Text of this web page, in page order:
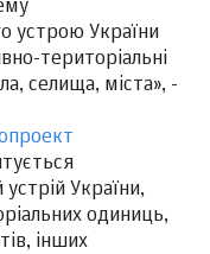
устрою України
територіальні
селища, міста», -
України,
одиниць,
інших